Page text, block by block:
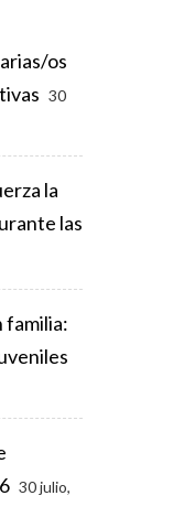
os
30
la
las
familia:
30 julio,